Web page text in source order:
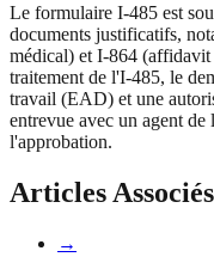
Le formulaire I-485 est
documents justificatifs,
médical) et I-864
traitement de l'I-485, le
travail (EAD) et une
entrevue avec un agent
l'approbation.
Articles Associés
→